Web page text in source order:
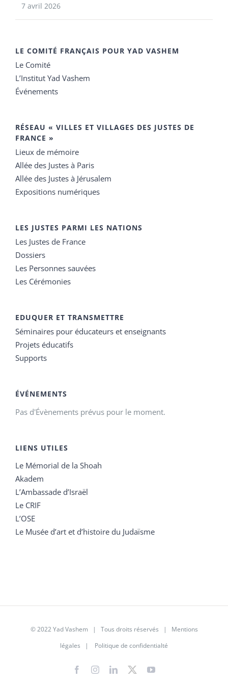
7 avril 2026
LE COMITÉ FRANÇAIS POUR YAD VASHEM
Le Comité
L’Institut Yad Vashem
Événements
RÉSEAU « VILLES ET VILLAGES DES JUSTES DE
FRANCE »
Lieux de mémoire
Allée des Justes à Paris
Allée des Justes à Jérusalem
Expositions numériques
LES JUSTES PARMI LES NATIONS
Les Justes de France
Dossiers
Les Personnes sauvées
Les Cérémonies
EDUQUER ET TRANSMETTRE
Séminaires pour éducateurs et enseignants
Projets éducatifs
Supports
ÉVÉNEMENTS
Pas d'Évènements prévus pour le moment.
LIENS UTILES
Le Mémorial de la Shoah
Akadem
L’Ambassade d’Israël
Le CRIF
L’OSE
Le Musée d’art et d’histoire du Judaïsme
© 2022 Yad Vashem | Tous droits réservés | Mentions
légales | Politique de confidentialté
FacebookInstagramLinkedIn
X YouTube